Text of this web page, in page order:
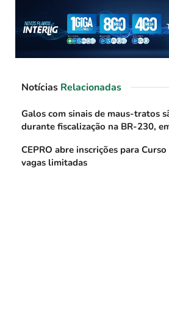
Notícias Relacionadas
Galos com sinais de maus-tratos
durante fiscalização na BR-230,
CEPRO abre inscrições para
vagas limitadas